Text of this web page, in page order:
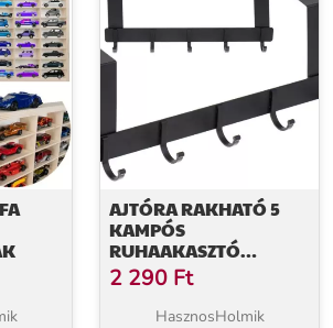
AJTÓRA RAKHATÓ 5
KAMPÓS
RUHAAKASZTÓ
(FEKETE)
2 290 Ft
HasznosHolmik